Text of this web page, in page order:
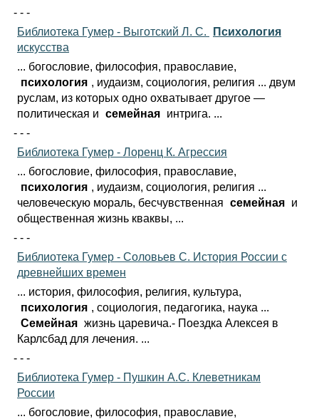
- - -
Библиотека Гумер - Выготский Л. С.
Психология
искусства
... богословие, философия, православие,
психология , иудаизм, социология, религия ... двум
руслам, из которых одно охватывает другое —
политическая и семейная интрига. ...
- - -
Библиотека Гумер - Лоренц К. Агрессия
... богословие, философия, православие,
психология , иудаизм, социология, религия ...
человеческую мораль, бесчувственная семейная и
общественная жизнь кваквы, ...
- - -
Библиотека Гумер - Соловьев С. История России с
древнейших времен
... история, философия, религия, культура,
психология , социология, педагогика, наука ...
Семейная жизнь царевича.- Поездка Алексея в
Карлсбад для лечения. ...
- - -
Библиотека Гумер - Пушкин А.С. Клеветникам
России
... богословие, философия, православие,